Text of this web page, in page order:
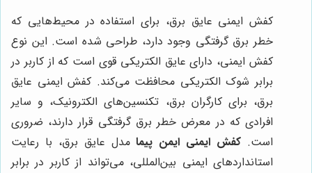
کفش ایمنی عایق برق، برای استفاده در محیط‌هایی که
خطر برق گرفتگی وجود دارد، طراحی شده است. این نوع
کفش ایمنی، دارای عایق الکتریکی قوی است که از کاربر در
برابر شوک الکتریکی محافظت می‌کند. کفش ایمنی عایق
برق، برای کارگران برق، تکنسین‌های الکترونیک، و سایر
افرادی که در معرض خطر برق گرفتگی قرار دارند، ضروری
است. کفش ایمنی ایمن پیمامدل عایق برق، با رعایت
استانداردهای ایمنی بین‌المللی، می‌تواند از کاربر در برابر